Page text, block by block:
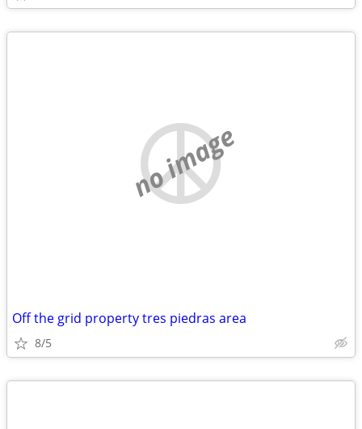
no image
Off the grid property tres piedras area
8/5